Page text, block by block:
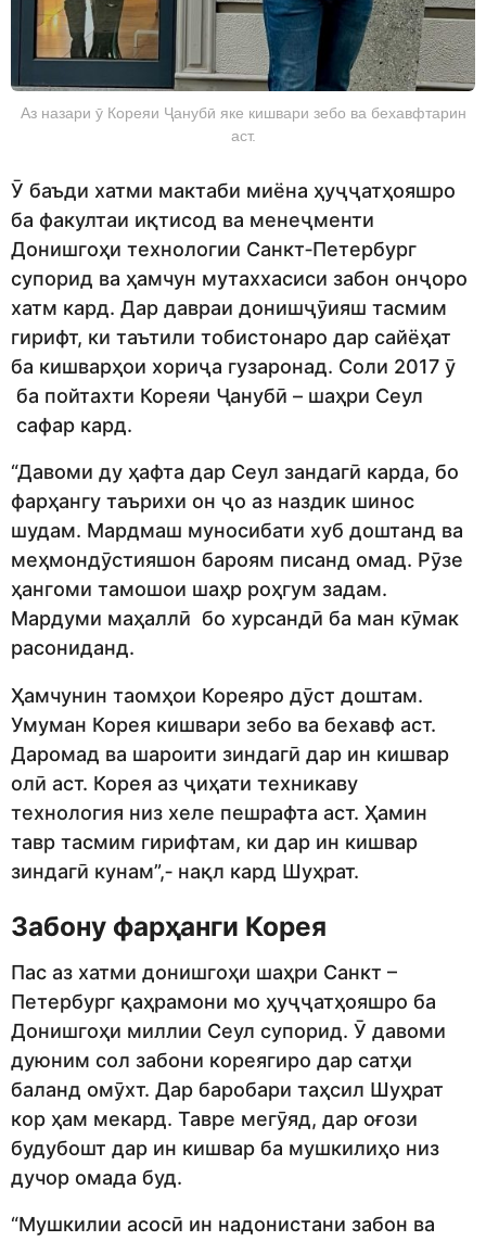
Аз назари ӯ Кореяи Ҷанубӣ яке кишвари зебо ва бехавфтарин
аст.
Ӯ баъди хатми мактаби миёна ҳуҷҷатҳояшро
ба факултаи иқтисод ва менеҷменти
Донишгоҳи технологии Санкт‑Петербург
супорид ва ҳамчун мутаххасиси забон онҷоро
хатм кард. Дар давраи донишҷӯияш тасмим
гирифт, ки таътили тобистонаро дар сайёҳат
ба кишварҳои хориҷа гузаронад. Соли 2017 ӯ
ба пойтахти Кореяи Ҷанубӣ – шаҳри Сеул
сафар кард.
“Давоми ду ҳафта дар Сеул зандагӣ карда, бо
фарҳангу таърихи он ҷо аз наздик шинос
шудам. Мардмаш муносибати хуб доштанд ва
меҳмондӯстияшон бароям писанд омад. Рӯзе
ҳангоми тамошои шаҳр роҳгум задам.
Мардуми маҳаллӣ бо хурсандӣ ба ман кӯмак
расониданд.
Ҳамчунин таомҳои Кореяро дӯст доштам.
Умуман Корея кишвари зебо ва бехавф аст.
Даромад ва шароити зиндагӣ дар ин кишвар
олӣ аст. Корея аз ҷиҳати техникаву
технология низ хеле пешрафта аст. Ҳамин
тавр тасмим гирифтам, ки дар ин кишвар
зиндагӣ кунам”,‑ нақл кард Шуҳрат.
Забону фарҳанги Корея
Пас аз хатми донишгоҳи шаҳри Санкт –
Петербург қаҳрамони мо ҳуҷҷатҳояшро ба
Донишгоҳи миллии Сеул супорид. Ӯ давоми
дуюним сол забони кореягиро дар сатҳи
баланд омӯхт. Дар баробари таҳсил Шуҳрат
кор ҳам мекард. Тавре мегӯяд, дар оғози
будубошт дар ин кишвар ба мушкилиҳо низ
дучор омада буд.
“Мушкилии асосӣ ин надонистани забон ва